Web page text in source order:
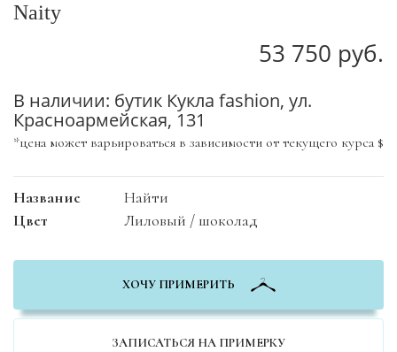
Naity
53 750 руб.
В наличии: бутик Кукла fashion, ул.
Красноармейская, 131
*цена может варьироваться в зависимости от текущего курса $
Название
Найти
Цвет
Лиловый / шоколад
ХОЧУ ПРИМЕРИТЬ
ЗАПИСАТЬСЯ НА ПРИМЕРКУ